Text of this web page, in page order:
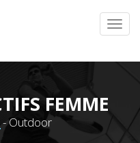
FEMME
- Outdoor